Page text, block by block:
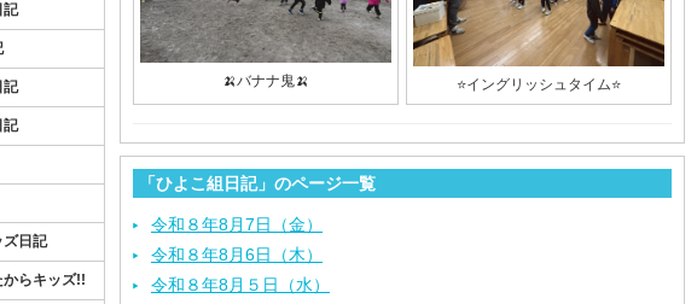
🍌バナナ鬼🍌 ⭐️イングリッシュタイム⭐️
「ひよこ組日記」のページ一覧
令和８年8月7日（金）
令和８年8月6日（木）
令和８年8月５日（水）
記
記
記
ズ日記
らキッズ!!